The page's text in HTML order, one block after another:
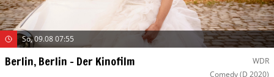
So, 09.08 07:55
Berlin, Berlin – Der Kinofilm
WDR
Comedy(D 2020)